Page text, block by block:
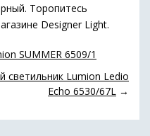
Торопитесь
Designer Light.
SUMMER 6509/1
светильник Lumion Ledio
Echo 6530/67L →